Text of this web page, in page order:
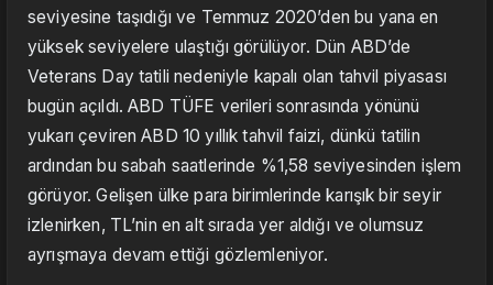
seviyesine taşıdığı ve Temmuz 2020’den bu yana en
yüksek seviyelere ulaştığı görülüyor. Dün ABD’de
Veterans Day tatili nedeniyle kapalı olan tahvil piyasası
bugün açıldı. ABD TÜFE verileri sonrasında yönünü
yukarı çeviren ABD 10 yıllık tahvil faizi, dünkü tatilin
ardından bu sabah saatlerinde %1,58 seviyesinden işlem
görüyor. Gelişen ülke para birimlerinde karışık bir seyir
izlenirken, TL’nin en alt sırada yer aldığı ve olumsuz
ayrışmaya devam ettiği gözlemleniyor.